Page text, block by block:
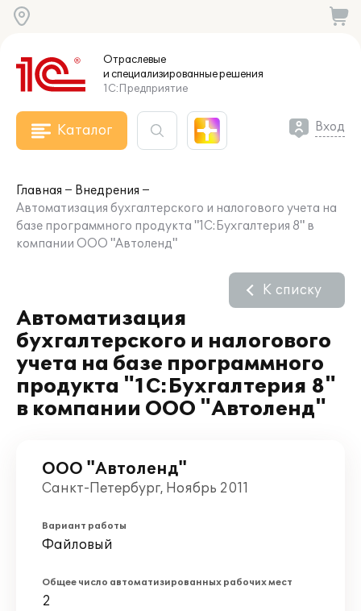
Отраслевые
и специализированныерешения
1С:Предприятие
Каталог Вход
Главная
Внедрения
Автоматизация бухгалтерского и налогового учета на
базе программного продукта "1C:Бухгалтерия 8" в
компании ООО "Автоленд"
Автоматизация
бухгалтерского и налогового
учета на базе программного
продукта "1C:Бухгалтерия 8"
в компании ООО "Автоленд"
К списку
ООО "Автоленд"
Санкт-Петербург, Ноябрь 2011
Вариант работы
Файловый
Общее число автоматизированных рабочих мест
2